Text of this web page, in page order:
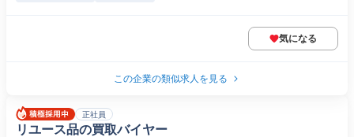
気になる
この企業の類似求人を見る
正社員
リユース品の買取バイヤー